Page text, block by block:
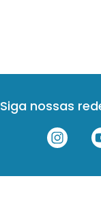
Siga nossas